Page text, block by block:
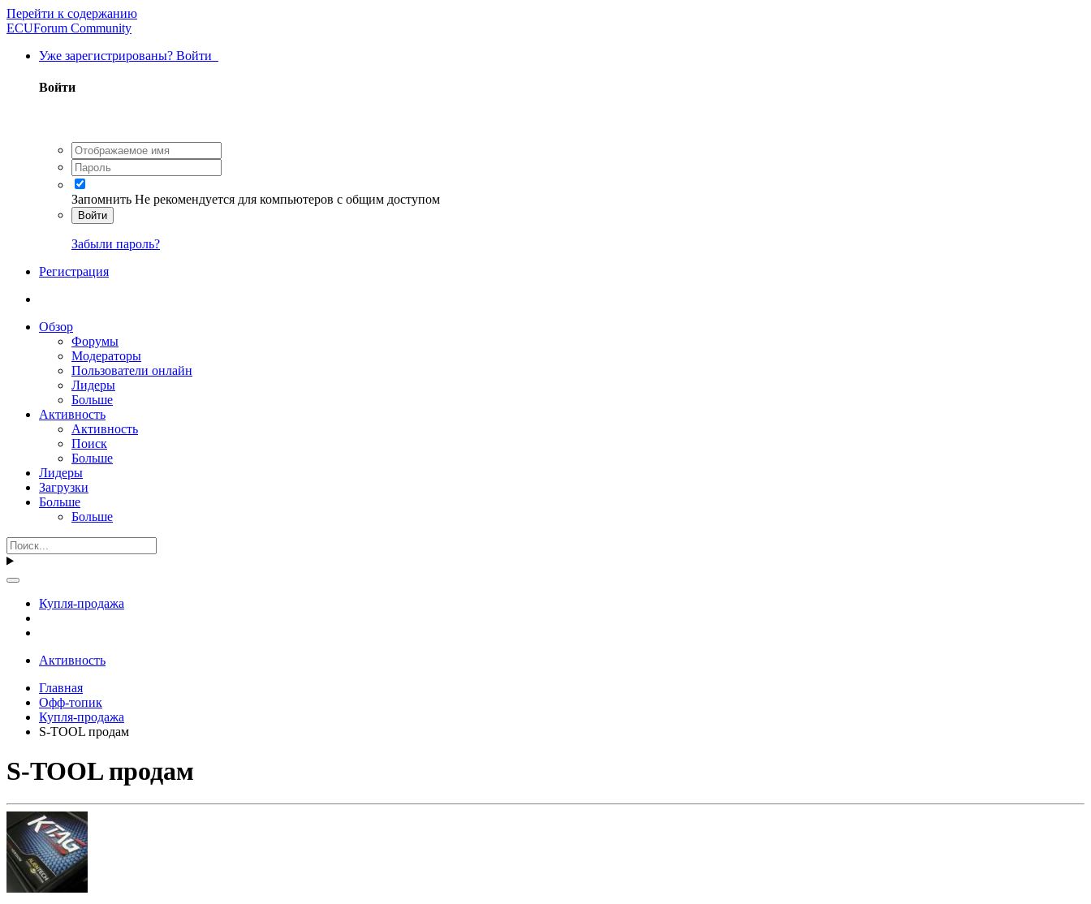
Перейти к содержанию
ECUForum Community
Уже зарегистрированы? Войти
Войти
Запомнить Не рекомендуется для компьютеров с общим доступом
Войти
Забыли пароль?
Регистрация
Обзор
Форумы
Модераторы
Пользователи онлайн
Лидеры
Больше
Активность
Активность
Поиск
Больше
Лидеры
Загрузки
Больше
Больше
Купля-продажа
Активность
Главная
Офф-топик
Купля-продажа
S-TOOL продам
S-TOOL продам